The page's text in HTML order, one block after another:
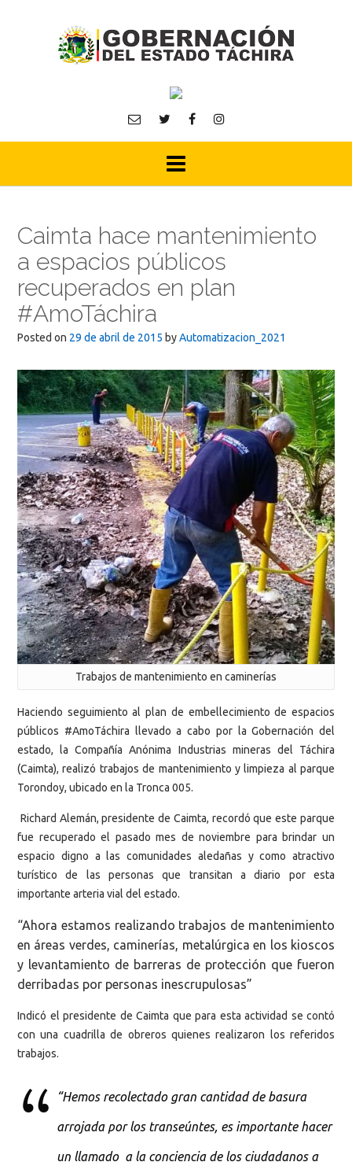
Caimta hace mantenimiento
a espacios públicos
recuperados en plan
#AmoTáchira
Posted on 29 de abril de 2015 byAutomatizacion_2021
Trabajos de mantenimiento en caminerías
Haciendo seguimiento al plan de embellecimiento de espacios
públicos #AmoTáchira llevado a cabo por la Gobernación del
estado, la Compañía Anónima Industrias mineras del Táchira
(Caimta), realizó trabajos de mantenimiento y limpieza al parque
Torondoy, ubicado en la Tronca 005.
Richard Alemán, presidente de Caimta, recordó que este parque
fue recuperado el pasado mes de noviembre para brindar un
espacio digno a las comunidades aledañas y como atractivo
turístico de las personas que transitan a diario por esta
importante arteria vial del estado.
“Ahora estamos realizando trabajos de mantenimiento
en áreas verdes, caminerías, metalúrgica en los kioscos
y levantamiento de barreras de protección que fueron
derribadas por personas inescrupulosas”
Indicó el presidente de Caimta que para esta actividad se contó
con una cuadrilla de obreros quienes realizaron los referidos
trabajos.
“Hemos recolectado gran cantidad de basura
arrojada por los transeúntes, es importante hacer
un llamado a la conciencia de los ciudadanos a